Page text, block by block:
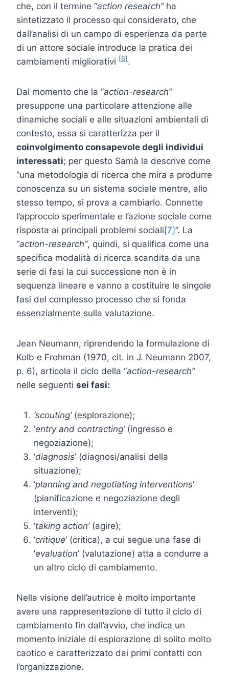
che, con il termine “action research”ha
sintetizzato il processo qui considerato, che
dall’analisi di un campo di esperienza da parte
di un attore sociale introduce la pratica dei
cambiamenti migliorativi [6] .
Dal momento che la “action-research”
presuppone una particolare attenzione alle
dinamiche sociali e alle situazioni ambientali di
contesto, essa si caratterizza per il
coinvolgimento consapevole degli individui
interessati; per questo Samà la descrive come
“una metodologia di ricerca che mira a produrre
conoscenza su un sistema sociale mentre, allo
stesso tempo, si prova a cambiarlo. Connette
l’approccio sperimentale e l’azione sociale come
risposta ai principali problemi sociali[7]”. La
“action-research”, quindi, si qualifica come una
specifica modalità di ricerca scandita da una
serie di fasi la cui successione non è in
sequenza lineare e vanno a costituire le singole
fasi del complesso processo che si fonda
essenzialmente sulla valutazione.
Jean Neumann, riprendendo la formulazione di
Kolb e Frohman (1970, cit. in J. Neumann 2007,
p. 6), articola il ciclo della “action-research”
nelle seguenti sei fasi:
‘scouting’ (esplorazione);
‘entry and contracting’(ingresso e
negoziazione);
‘diagnosis’ (diagnosi/analisi della
situazione);
‘planning and negotiating interventions’
(pianificazione e negoziazione degli
interventi);
‘taking action’(agire);
‘critique’ (critica), a cui segue una fase di
‘evaluation’ (valutazione) atta a condurre a
un altro ciclo di cambiamento.
Nella visione dell’autrice è molto importante
avere una rappresentazione di tutto il ciclo di
cambiamento fin dall’avvio, che indica un
momento iniziale di esplorazione di solito molto
caotico e caratterizzato dai primi contatti con
l’organizzazione.